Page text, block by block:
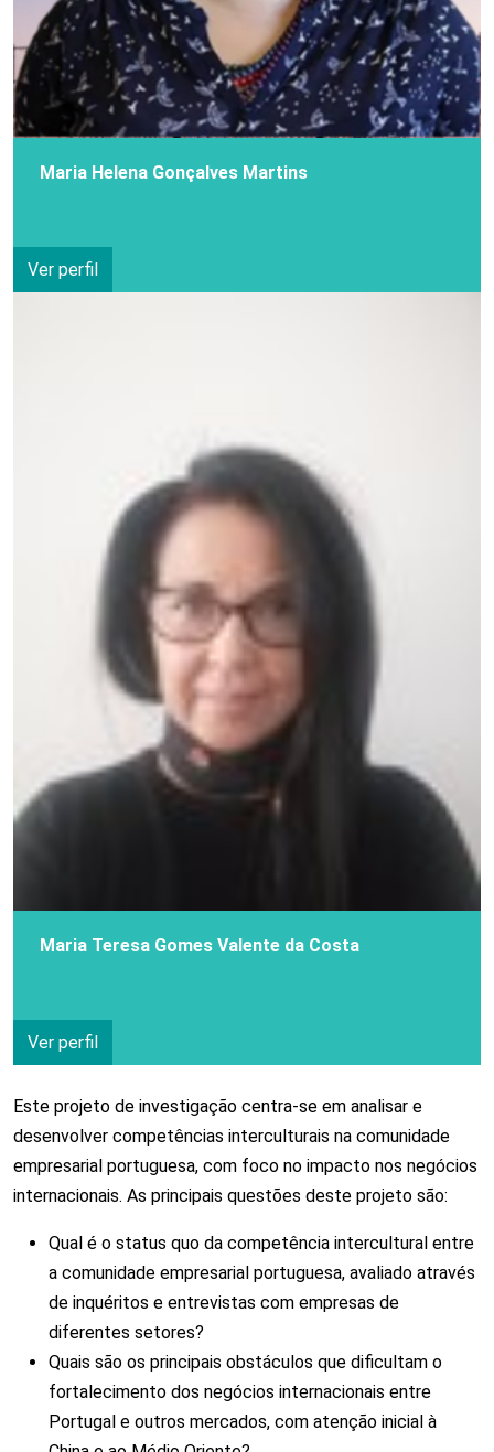
Maria Helena Gonçalves Martins
Ver perfil
Maria Teresa Gomes Valente da Costa
Ver perfil
Este projeto de investigação centra-se em analisar e
desenvolver competências interculturais na comunidade
empresarial portuguesa, com foco no impacto nos negócios
internacionais. As principais questões deste projeto são:
Qual é o status quo da competência intercultural entre
a comunidade empresarial portuguesa, avaliado através
de inquéritos e entrevistas com empresas de
diferentes setores?
Quais são os principais obstáculos que dificultam o
fortalecimento dos negócios internacionais entre
Portugal e outros mercados, com atenção inicial à